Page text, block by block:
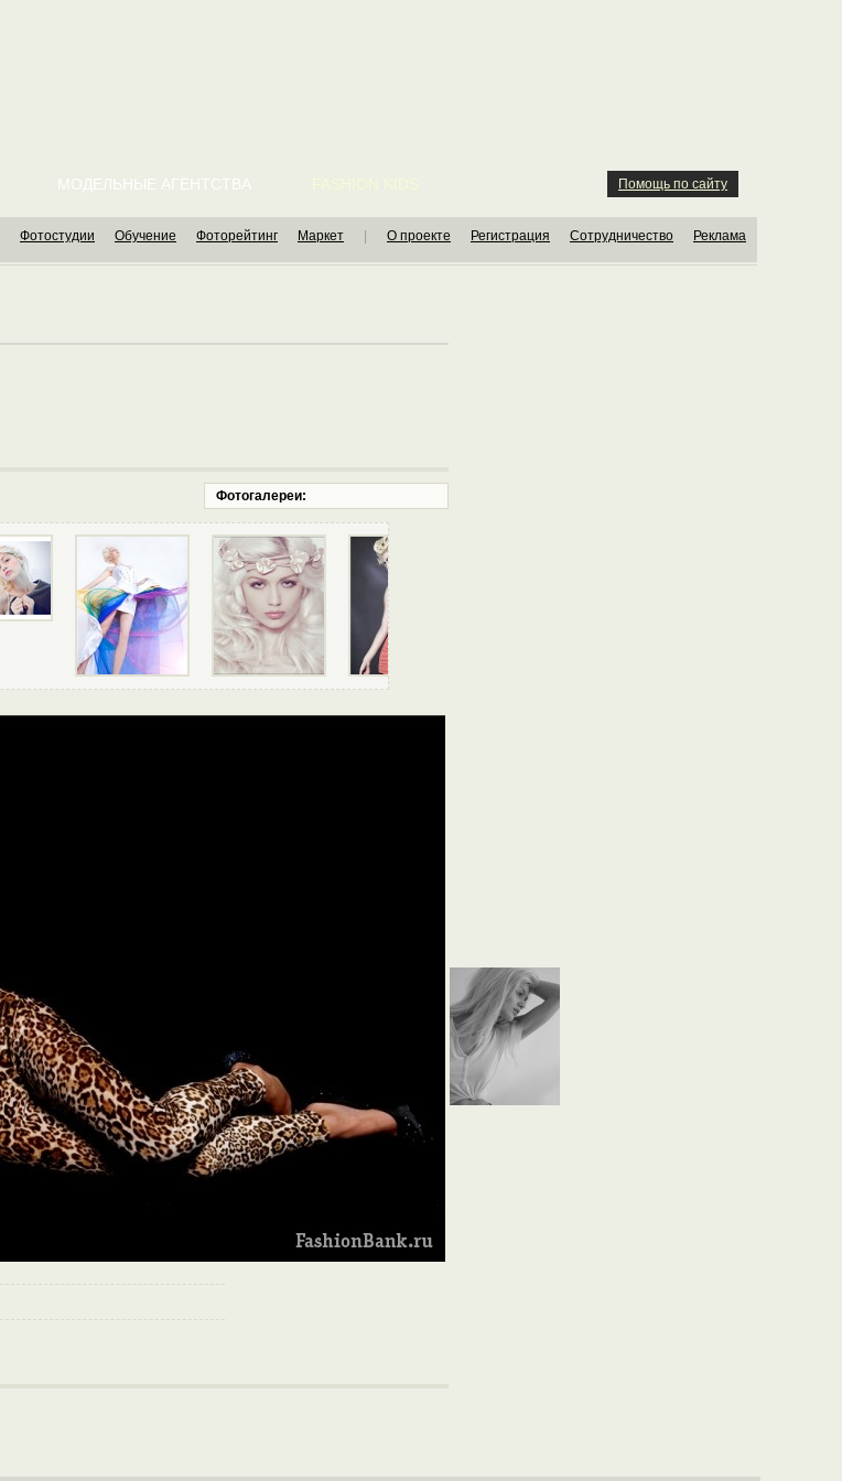
МОДЕЛЬНЫЕ АГЕНТСТВА Помощь по сайту
Фотостудии Обучение Фоторейтинг Маркет О проекте Регистрация Сотрудничество Реклама
Фотогалереи: